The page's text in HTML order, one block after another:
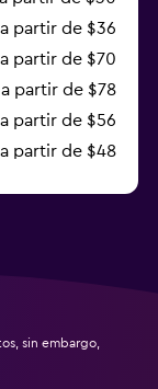
a partir de $36
a partir de $70
a partir de $78
a partir de $56
a partir de $48
sin embargo,